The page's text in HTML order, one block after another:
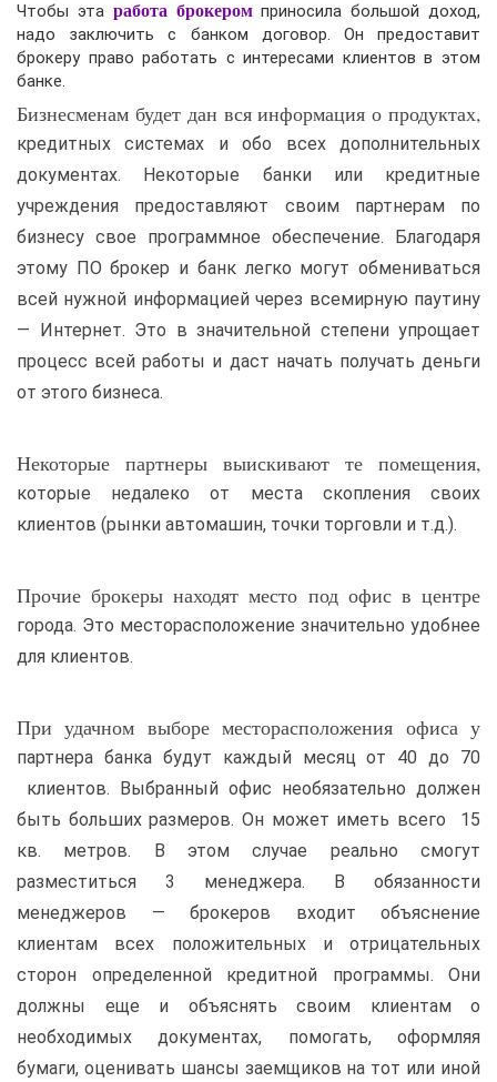
Чтобы эта работа брокеромприносила большой доход,
надо заключить с банком договор. Он предоставит
брокеру право работать с интересами клиентов в этом
банке.
Бизнесменам будет дан вся информация о продуктах,
кредитных системах и обо всех дополнительных
документах. Некоторые банки или кредитные
учреждения предоставляют своим партнерам по
бизнесу свое программное обеспечение. Благодаря
этому ПО брокер и банк легко могут обмениваться
всей нужной информацией через всемирную паутину
— Интернет. Это в значительной степени упрощает
процесс всей работы и даст начать получать деньги
от этого бизнеса.
Некоторые партнеры выискивают те помещения,
которые недалеко от места скопления своих
клиентов (рынки автомашин, точки торговли и т.д.).
Прочие брокеры находят место под офис в центре
города. Это месторасположение значительно удобнее
для клиентов.
При удачном выборе месторасположения офиса у
партнера банка будут каждый месяц от 40 до 70
клиентов. Выбранный офис необязательно должен
быть больших размеров. Он может иметь всего 15
кв. метров. В этом случае реально смогут
разместиться 3 менеджера. В обязанности
менеджеров — брокеров входит объяснение
клиентам всех положительных и отрицательных
сторон определенной кредитной программы. Они
должны еще и объяснять своим клиентам о
необходимых документах, помогать, оформляя
бумаги, оценивать шансы заемщиков на тот или иной